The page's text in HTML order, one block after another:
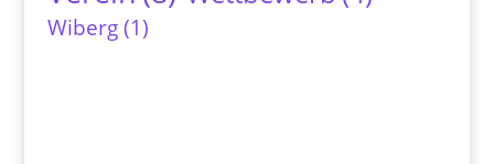
Wiberg (1)